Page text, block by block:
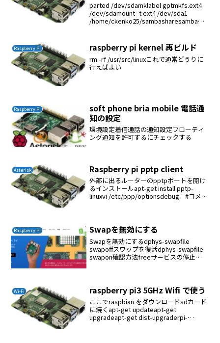
parted /dev/sdamklabel gptmkfs.ext4
/dev/sdamount -t ext4 /dev/sda1
/home/ckenko25/sambasharesamba
Raspberry Pi raspberry pi kernel 再ビルド
rm -rf /usr/src/linuxこれで通常どうりに
行えばよい
Raspberry Pi
soft phone bria mobile 電話通
知の設定
環境設定着信通話の通知設定フローティ
ング通知を許可するにチェックする
Asterisk Raspberry pi pptp client
外部に出るルーターのpptpポートを開け
るインストールapt-get install pptp-
linuxvi /etc/ppp/optionsdebug #コメン
Raspberry Pi Swapを無効にする
Swapを無効にするdphys-swapfile
swapoffスワップを復活dphys-swapfile
swapon確認方法freeサービスの停止
Wi-Fi raspberry pi3 5GHz Wifi で使う
ここでraspbian をダウンロードsdカード
に焼くapt-get updateapt-get
upgradeapt-get dist-upgraderpi-